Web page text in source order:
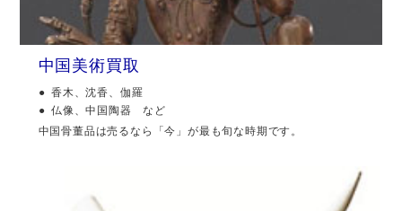
中国美術買取
香木、沈香、伽羅
仏像、中国陶器 など
中国骨董品は売るなら「今」が最も旬な時期です。